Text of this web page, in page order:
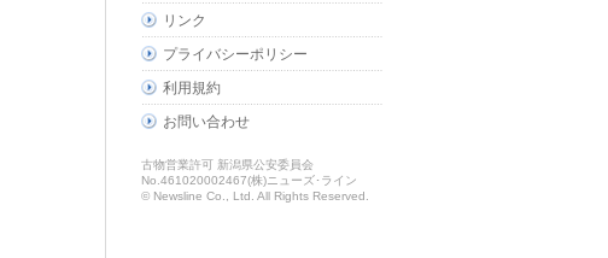
リンク
プライバシーポリシー
利用規約
お問い合わせ
古物営業許可 新潟県公安委員会
No.461020002467(株)ニューズ･ライン
© Newsline Co., Ltd. All Rights Reserved.